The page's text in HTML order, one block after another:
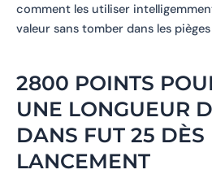
comment les utiliser
valeur sans tomber dans les
2800 POINTS
UNE LONGUEUR
DANS FUT 25 DÈS
LANCEMENT